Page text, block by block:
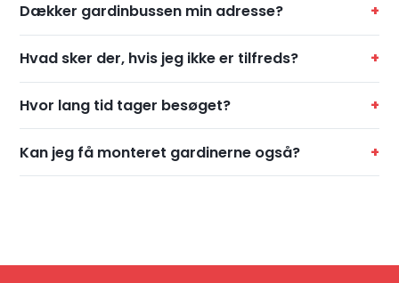
Dækker gardinbussen min adresse?
Hvad sker der, hvis jeg ikke er tilfreds?
Hvor lang tid tager besøget?
Kan jeg få monteret gardinerne også?